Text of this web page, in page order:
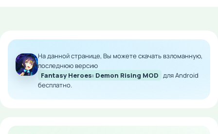
как над обычными врагами, так и над грозными главными
Особенности мода:
Режим бога с неограниченными ресурсами
На данной странице, Вы можете скачать взломанную,
последнюю версию
Fantasy Heroes: Demon Rising MOD для Android
бесплатно.